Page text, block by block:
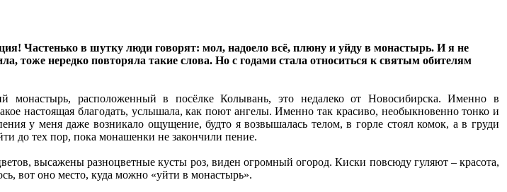
Частенько в шутку люди говорят: мол, надоело всё, плюну и уйду в монастырь. И я не
тоже нередко повторяла такие слова. Но с годами стала относиться к святым обителям
монастырь, расположенный в посёлке Колывань, это недалеко от Новосибирска. Именно в
настоящая благодать, услышала, как поют ангелы. Именно так красиво, необыкновенно тонко и
у меня даже возникало ощущение, будто я возвышалась телом, в горле стоял комок, а в груди
до тех пор, пока монашенки не закончили пение.
высажены разноцветные кусты роз, виден огромный огород. Киски повсюду гуляют – красота,
вот оно место, куда можно «уйти в монастырь».